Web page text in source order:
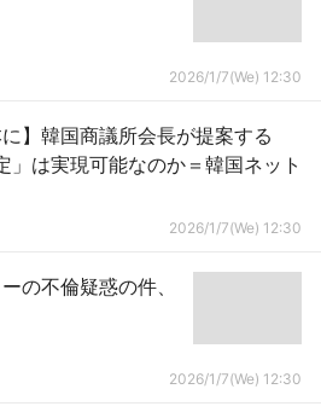
2026/1/7(We) 12:30
】韓国商議所会長が提案する
」は実現可能なのか＝韓国ネット
2026/1/7(We) 12:30
の不倫疑惑の件、
2026/1/7(We) 12:30